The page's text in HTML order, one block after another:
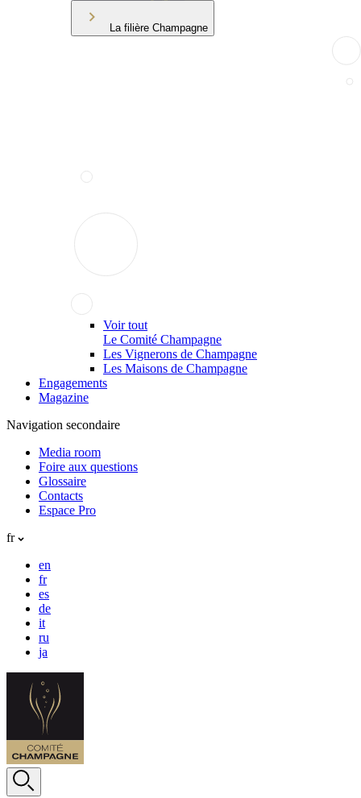
La filière Champagne
Voir tout
Le Comité Champagne
Les Vignerons de Champagne
Les Maisons de Champagne
Engagements
Magazine
Navigation secondaire
Media room
Foire aux questions
Glossaire
Contacts
Espace Pro
fr
en
fr
es
de
it
ru
ja